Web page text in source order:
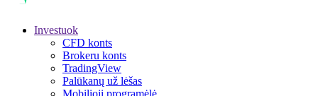
Investuok
CFD konts
Brokeru konts
TradingView
Palūkanų už lėšas
Mobilioji programėlė